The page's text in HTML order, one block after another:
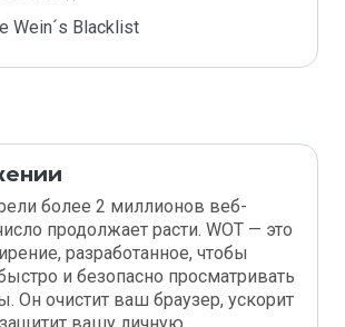
Wein´s Blacklist
более 2 миллионов веб-
продолжает расти. WOT — это
разработанное, чтобы
и безопасно просматривать
Он очистит ваш браузер, ускорит